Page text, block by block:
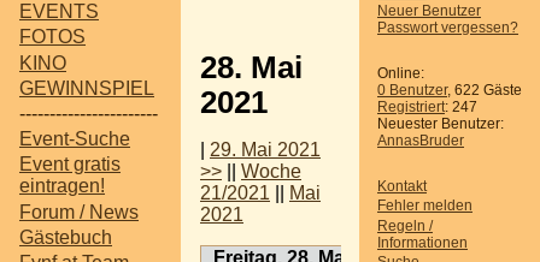
EVENTS
FOTOS
KINO
GEWINNSPIEL
-----------------------
Event-Suche
Event gratis
eintragen!
Forum / News
Gästebuch
Neuer Benutzer
Passwort vergessen?
Online:
0 Benutzer, 622 Gäste
Registriert: 247
Neuester Benutzer:
AnnasBruder
Kontakt
Fehler melden
Regeln /
Informationen
28. Mai
2021
29. Mai 2021
>>
Woche
21/2021
Mai
2021
Freitag, 28. Mai